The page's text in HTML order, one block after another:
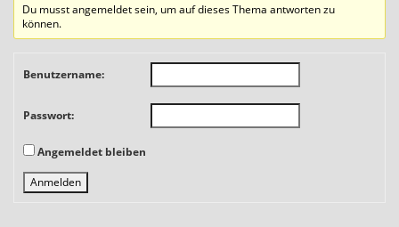
Du musst angemeldet sein, um auf dieses Thema antworten zu
können.
Benutzername:
Passwort:
Angemeldet bleiben
Anmelden